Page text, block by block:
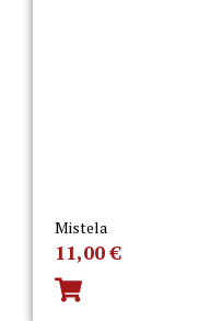
Mistela
11,00€